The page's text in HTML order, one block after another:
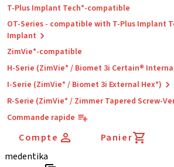
T-Plus Implant Tech*-compatible
OT-Series - compatible with T-Plus Implant
Implant
ZimVie*-compatible
H-Serie (ZimVie* / Biomet 3i Certain®
I-Serie (ZimVie* / Biomet 3i External Hex*)
R-Serie (ZimVie* / Zimmer Tapered Screw-
Commande rapide
Compte
Panier
medentika